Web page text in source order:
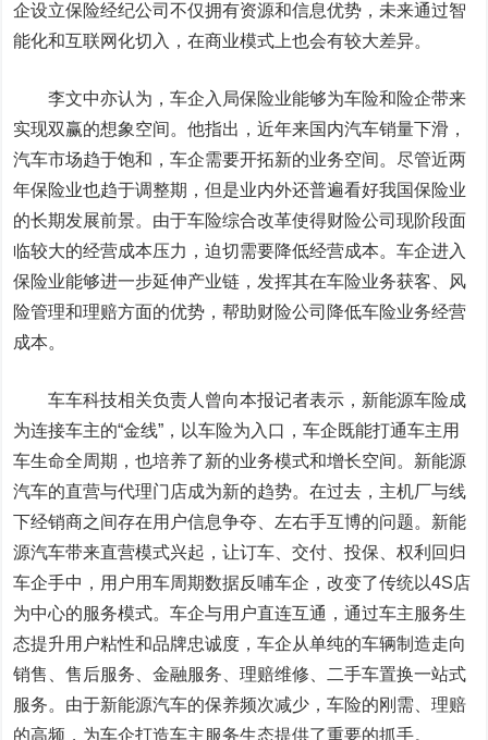
企设立保险经纪公司不仅拥有资源和信息优势，未来通过智
能化和互联网化切入，在商业模式上也会有较大差异。
李文中亦认为，车企入局保险业能够为车险和险企带来
实现双赢的想象空间。他指出，近年来国内汽车销量下滑，
汽车市场趋于饱和，车企需要开拓新的业务空间。尽管近两
年保险业也趋于调整期，但是业内外还普遍看好我国保险业
的长期发展前景。由于车险综合改革使得财险公司现阶段面
临较大的经营成本压力，迫切需要降低经营成本。车企进入
保险业能够进一步延伸产业链，发挥其在车险业务获客、风
险管理和理赔方面的优势，帮助财险公司降低车险业务经营
成本。
车车科技相关负责人曾向本报记者表示，新能源车险成
为连接车主的“金线”，以车险为入口，车企既能打通车主用
车生命全周期，也培养了新的业务模式和增长空间。新能源
汽车的直营与代理门店成为新的趋势。在过去，主机厂与线
下经销商之间存在用户信息争夺、左右手互博的问题。新能
源汽车带来直营模式兴起，让订车、交付、投保、权利回归
车企手中，用户用车周期数据反哺车企，改变了传统以4S店
为中心的服务模式。车企与用户直连互通，通过车主服务生
态提升用户粘性和品牌忠诚度，车企从单纯的车辆制造走向
销售、售后服务、金融服务、理赔维修、二手车置换一站式
服务。由于新能源汽车的保养频次减少，车险的刚需、理赔
的高频，为车企打造车主服务生态提供了重要的抓手。